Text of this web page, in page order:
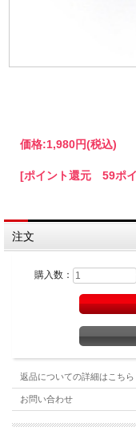
価格:1,980円(税込)
[ポイント還元 59ポ
注文
購入数：
返品についての詳細はこちら
お問い合わせ